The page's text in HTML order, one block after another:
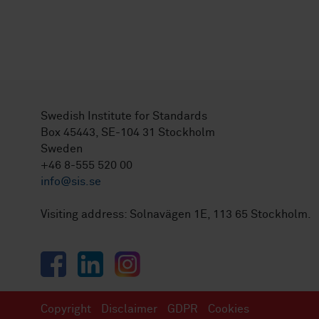
Swedish Institute for Standards
Box 45443, SE-104 31 Stockholm
Sweden
+46 8-555 520 00
info@sis.se
Visiting address: Solnavägen 1E, 113 65 Stockholm.
FacebookLinkedInInstagram
Copyright Disclaimer GDPR Cookies